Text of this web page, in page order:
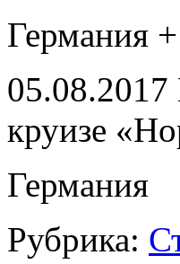
Германия
05.08.2017
круизе
Германия
Рубрика: